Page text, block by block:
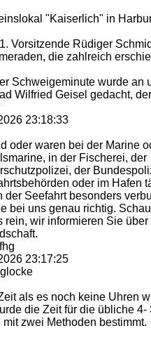
"Kaiserlich" in
Vorsitzende Rüdiger
die zahlreich
Schweigeminute wurde an
Wilfried Geisel gedacht,
23:18:33
oder waren bei der Marine
in der Fischerei, der
der
oder im Hafen
der Seefahrt besonders
bei uns genau richtig.
rein, wir informieren Sie über
23:17:25
als es noch keine Uhren
die Zeit für die übliche 4-
mit zwei Methoden bestimmt.